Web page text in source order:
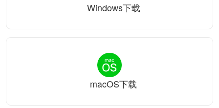
Windows下载
macOS下载